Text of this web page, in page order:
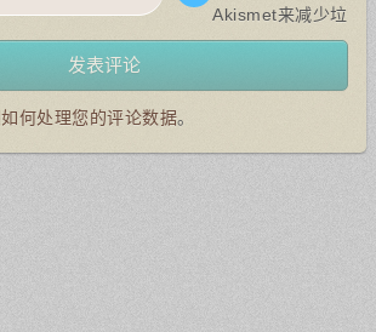
Akismet来减少垃
何处理您的评论数据。